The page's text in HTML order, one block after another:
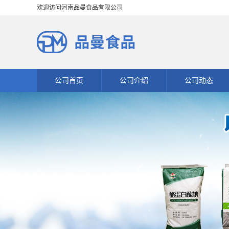
欢迎访问河南品曼食品有限公司
公司首页 公司介绍 公司动态